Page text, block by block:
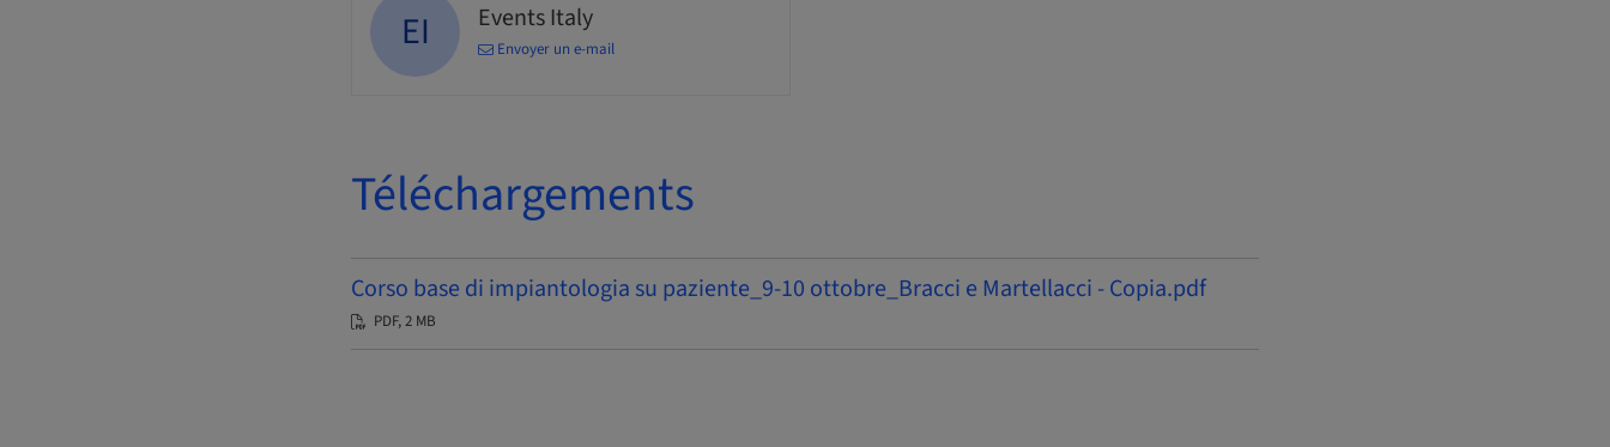
EI Events Italy
Envoyer un e-mail
Téléchargements
Corso base di impiantologia su paziente_9-10 ottobre_Bracci e Martellacci - Copia.pdf
PDF, 2 MB